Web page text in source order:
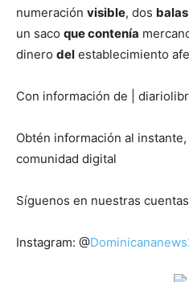
numeración visible, dos balas
un saco que contenía
dinero del establecimiento
Con información de |
Obtén información al
comunidad digital
Síguenos en nuestras
Instagram: @